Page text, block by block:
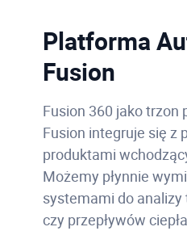
Platforma
Fusion
Fusion 360 jako
Fusion integruje się z
produktami
Możemy płynnie
systemami do
czy przepływów